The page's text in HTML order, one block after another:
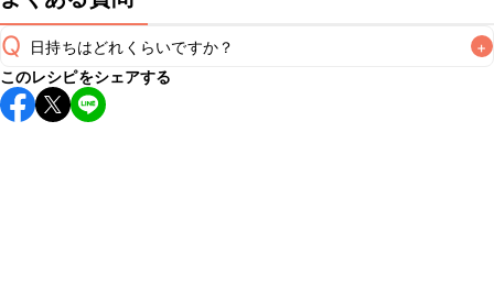
Q 日持ちはどれくらいですか？ +
保存期間は冷蔵で翌日中が目安です。なるべくお早めにお召
し上がりください。
このレシピをシェアする